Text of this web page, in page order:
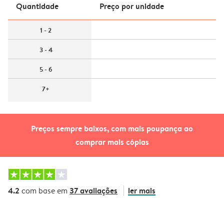
Preços sempre baixos, com mais poupança ao
comprar mais cópias
Quantidade Preço por unidade
1 - 2
3 - 4
5 - 6
7+
4.2 com base em 37 avaliações ler mais